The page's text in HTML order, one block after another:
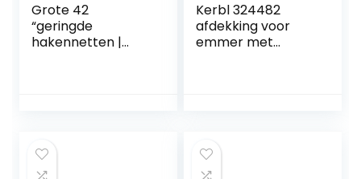
Grote 42
“geringde
hakennetten |
Kerbl 324482
afdekking voor
emmer met